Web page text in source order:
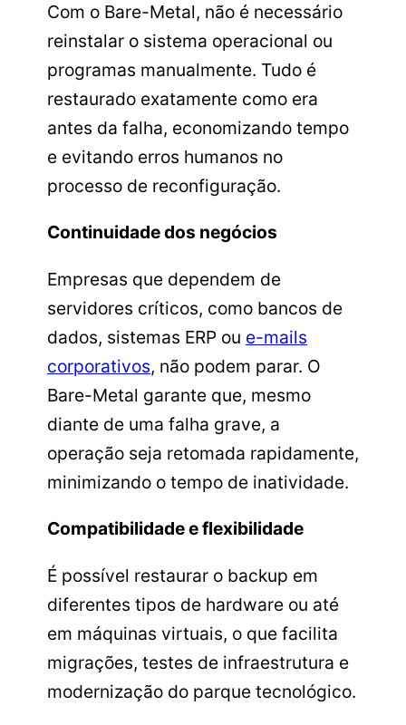
Com o Bare-Metal, não é necessário
reinstalar o sistema operacional ou
programas manualmente. Tudo é
restaurado exatamente como era
antes da falha, economizando tempo
e evitando erros humanos no
processo de reconfiguração.
Continuidade dos negócios
Empresas que dependem de
servidores críticos, como bancos de
dados, sistemas ERP ou e-mails
corporativos, não podem parar. O
Bare-Metal garante que, mesmo
diante de uma falha grave, a
operação seja retomada rapidamente,
minimizando o tempo de inatividade.
Compatibilidade e flexibilidade
É possível restaurar o backup em
diferentes tipos de hardware ou até
em máquinas virtuais, o que facilita
migrações, testes de infraestrutura e
modernização do parque tecnológico.